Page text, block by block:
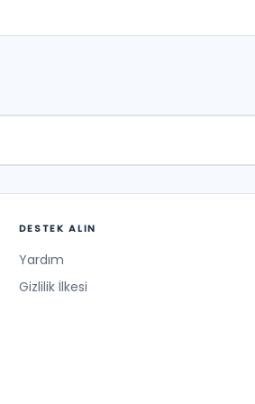
DESTEK ALIN
Yardım
Gizlilik İlkesi